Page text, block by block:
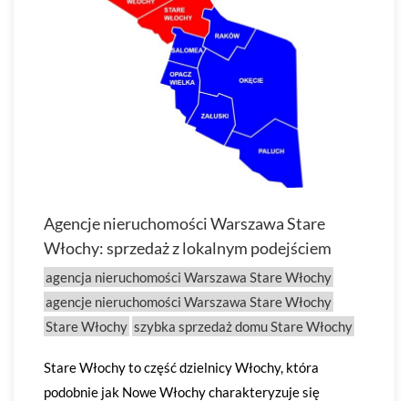
Agencje nieruchomości Warszawa Stare
Włochy: sprzedaż z lokalnym podejściem
agencja nieruchomości Warszawa Stare Włochy
agencje nieruchomości Warszawa Stare Włochy
Stare Włochy szybka sprzedaż domu Stare Włochy
Stare Włochy to część dzielnicy Włochy, która
podobnie jak Nowe Włochy charakteryzuje się